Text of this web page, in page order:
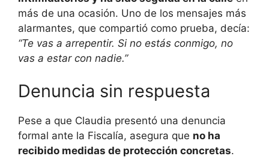
más de una ocasión. Uno de los mensajes más
alarmantes, que compartió como prueba, decía:
“Te vas a arrepentir. Si no estás conmigo, no
vas a estar con nadie.”
Denuncia sin respuesta
Pese a que Claudia presentó una denuncia
formal ante la Fiscalía, asegura que no ha
recibido medidas de protección concretas.